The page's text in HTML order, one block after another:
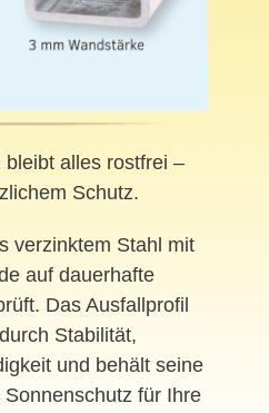
alles rostfrei –
Schutz.
verzinktem Stahl mit
auf dauerhafte
Das Ausfallprofil
Stabilität,
und behält seine
für Ihre